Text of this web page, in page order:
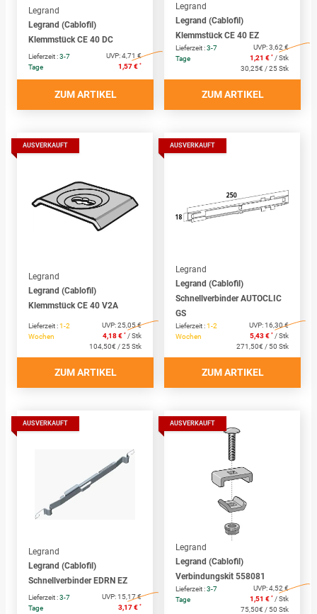
Legrand
Legrand (Cablofil)
Klemmstück CE 40 DC
Lieferzeit :3-7
Tage
UVP:4,71 €
1,57 € *
ZUM ARTIKEL
Legrand
Legrand (Cablofil)
Klemmstück CE 40 EZ
Lieferzeit :3-7
Tage
UVP:3,62 €
1,21 € * / Stk
30,25€ / 25 Stk
ZUM ARTIKEL
AUSVERKAUFT
Legrand
Legrand (Cablofil)
Klemmstück CE 40 V2A
Lieferzeit :1-2
Wochen
UVP:25,05 €
4,18 € * / Stk
104,50€ / 25 Stk
ZUM ARTIKEL
AUSVERKAUFT
Legrand
Legrand (Cablofil)
Schnellverbinder AUTOCLIC
GS
Lieferzeit :1-2
Wochen
UVP:16,30 €
5,43 € * / Stk
271,50€ / 50 Stk
ZUM ARTIKEL
AUSVERKAUFT
Legrand
Legrand (Cablofil)
Schnellverbinder EDRN EZ
Lieferzeit :3-7
Tage
UVP:15,17 €
3,17 € *
AUSVERKAUFT
Legrand
Legrand (Cablofil)
Verbindungskit 558081
Lieferzeit :3-7
Tage
UVP:4,52 €
1,51 € * / Stk
75,50€ / 50 Stk